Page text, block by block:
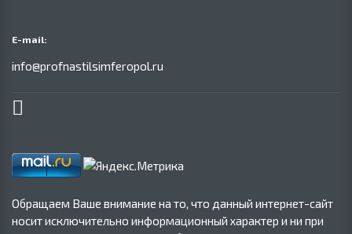
E-mail:
info@profnastilsimferopol.ru
Обращаем Ваше внимание на то, что данный интернет-сайт
носит исключительно информационный характер и ни при